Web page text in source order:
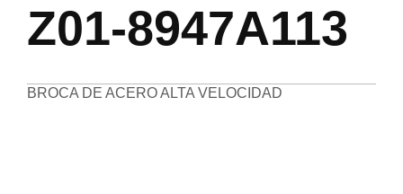
Z01-8947A113
BROCA DE ACERO ALTA VELOCIDAD